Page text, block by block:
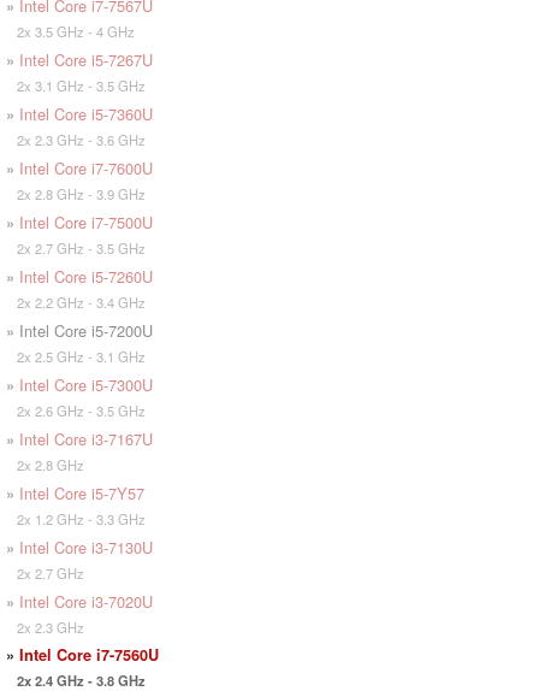
» Intel Core i7-7567U
2x 3.5 GHz - 4 GHz
» Intel Core i5-7267U
2x 3.1 GHz - 3.5 GHz
» Intel Core i5-7360U
2x 2.3 GHz - 3.6 GHz
» Intel Core i7-7600U
2x 2.8 GHz - 3.9 GHz
» Intel Core i7-7500U
2x 2.7 GHz - 3.5 GHz
» Intel Core i5-7260U
2x 2.2 GHz - 3.4 GHz
» Intel Core i5-7200U
2x 2.5 GHz - 3.1 GHz
» Intel Core i5-7300U
2x 2.6 GHz - 3.5 GHz
» Intel Core i3-7167U
2x 2.8 GHz
» Intel Core i5-7Y57
2x 1.2 GHz - 3.3 GHz
» Intel Core i3-7130U
2x 2.7 GHz
» Intel Core i3-7020U
2x 2.3 GHz
» Intel Core i7-7560U
2x 2.4 GHz - 3.8 GHz